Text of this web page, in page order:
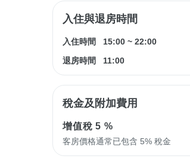
入住與退房時間
入住時間 15:00 ~ 22:00
退房時間
11:00
稅金及附加費用
增值稅5 %
客房價格通常已包含 5% 稅金